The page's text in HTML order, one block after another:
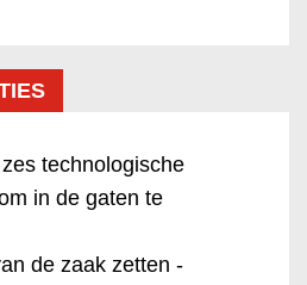
technologische
in de gaten te
de zaak zetten -